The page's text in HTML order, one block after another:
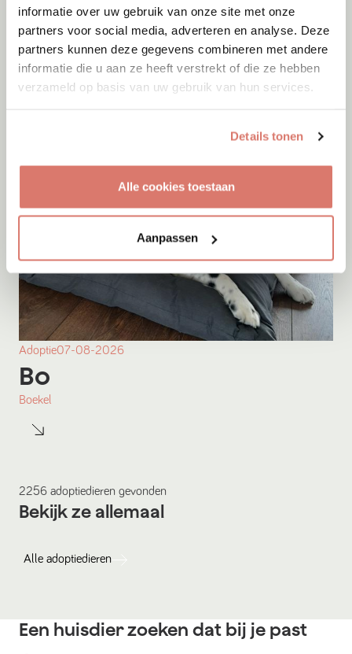
informatie over uw gebruik van onze site met onze
partners voor social media, adverteren en analyse. Deze
partners kunnen deze gegevens combineren met andere
informatie die u aan ze heeft verstrekt of die ze hebben
verzameld op basis van uw gebruik van hun services.
Details tonen
Alle cookies toestaan
Aanpassen
Adoptie07-08-2026
Cyka
Onesti
Adoptie07-08-2026
Bo
Boekel
2256 adoptiedieren gevonden
Bekijk ze allemaal
Alle adoptiedieren
Een huisdier zoeken dat bij je past